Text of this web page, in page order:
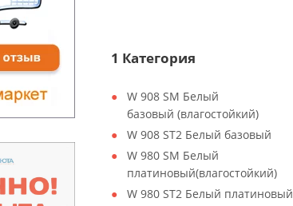
1 Категория
W 908 SM Белый
базовый (влагостойкий)
W 908 ST2 Белый базовый
W 980 SM Белый
платиновый(влагостойкий)
W 980 ST2 Белый платиновый